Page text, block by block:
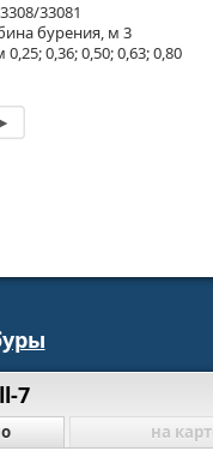
33081
бурения, м 3
0,36; 0,50; 0,63; 0,80
7
на